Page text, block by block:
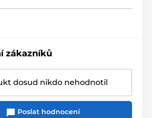
zákazníků
dosud nikdo nehodnotil
Poslat hodnocení